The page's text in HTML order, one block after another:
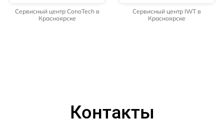
Сервисный центр ConoTech в
Красноярске
Сервисный центр IWT в
Красноярске
Контакты